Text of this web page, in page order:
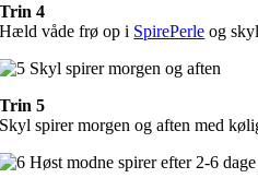
Trin 4
Hæld våde frø op i SpirePerle og
Trin 5
Skyl spirer morgen og aften med